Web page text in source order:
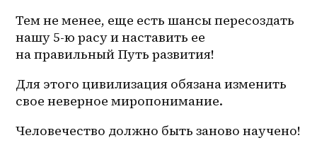
Тем не менее, еще есть шансы пересоздать
нашу 5-ю расу и наставить ее
на правильный Путь развития!
Для этого цивилизация обязана изменить
свое неверное миропонимание.